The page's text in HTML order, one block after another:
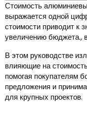
Стоимость
выражается одной
стоимости приводит к
увеличению бюджета.,
В этом руководстве
влияющие на
помогая покупателям
предложения и
для крупных проектов.